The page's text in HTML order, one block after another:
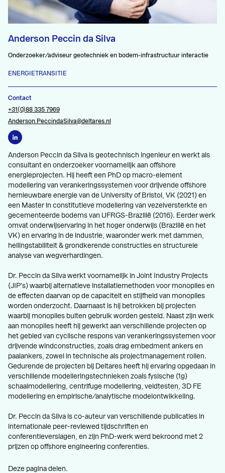
Anderson Peccin da Silva
Onderzoeker/adviseur geotechniek en bodem-infrastructuur interactie
ENERGIETRANSITIE
Contact
+31(0)88 335 7969
Anderson.PeccindaSilva@deltares.nl
Anderson Peccin da Silva is geotechnisch ingenieur en werkt als
consultant en onderzoeker voornamelijk aan offshore
energieprojecten. Hij heeft een PhD op macro-element
modellering van verankeringssystemen voor drijvende offshore
hernieuwbare energie van de University of Bristol, VK (2021) en
een Master in constitutieve modellering van vezelversterkte en
gecementeerde bodems van UFRGS-Brazilië (2016). Eerder werk
omvat onderwijservaring in het hoger onderwijs (Brazilië en het
VK) en ervaring in de industrie, waaronder werk met dammen,
hellingstabiliteit & grondkerende constructies en structurele
analyse van wegverhardingen.
Dr. Peccin da Silva werkt voornamelijk in Joint Industry Projects
(JIP's) waarbij alternatieve installatiemethoden voor monopiles en
de effecten daarvan op de capaciteit en stijfheid van monopiles
worden onderzocht. Daarnaast is hij betrokken bij projecten
waarbij monopiles buiten gebruik worden gesteld. Naast zijn werk
aan monopiles heeft hij gewerkt aan verschillende projecten op
het gebied van cyclische respons van verankeringssystemen voor
drijvende windconstructies, zoals drag embedment ankers en
paalankers, zowel in technische als projectmanagement rollen.
Gedurende de projecten bij Deltares heeft hij ervaring opgedaan in
verschillende modelleringstechnieken zoals fysische (1g)
schaalmodellering, centrifuge modellering, veldtesten, 3D FE
modellering en empirische/analytische modelontwikkeling.
Dr. Peccin da Silva is co-auteur van verschillende publicaties in
internationale peer-reviewed tijdschriften en
conferentieverslagen, en zijn PhD-werk werd bekroond met 2
prijzen op offshore engineering conferenties.
Deze pagina delen.